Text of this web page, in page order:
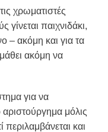
χρωματιστές
παιχνιδάκι,
– ακόμη και για τα
ακόμη να
για να
αριστούργημα μόλις
και